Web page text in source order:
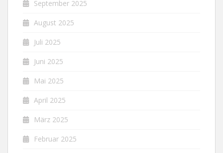
September 2025
August 2025
Juli 2025
Juni 2025
Mai 2025
April 2025
März 2025
Februar 2025